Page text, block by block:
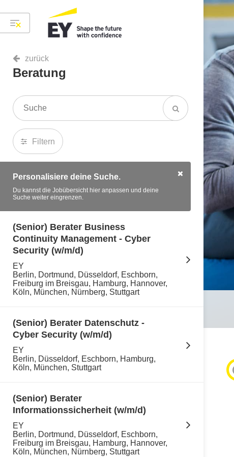
zurück
Beratung
Filtern
Personalisiere deine Suche.
Du kannst die Jobübersicht hier anpassen und deine
Suche weiter eingrenzen.
(Senior) Berater Business
Continuity Management - Cyber
Security (w/m/d)
EY
Berlin, Dortmund, Düsseldorf, Eschborn,
Freiburg im Breisgau, Hamburg, Hannover,
Köln, München, Nürnberg, Stuttgart
(Senior) Berater Datenschutz -
Cyber Security (w/m/d)
EY
Berlin, Düsseldorf, Eschborn, Hamburg,
Köln, München, Stuttgart
(Senior) Berater
Informationssicherheit (w/m/d)
EY
Berlin, Dortmund, Düsseldorf, Eschborn,
Freiburg im Breisgau, Hamburg, Hannover,
Köln, München, Nürnberg, Stuttgart